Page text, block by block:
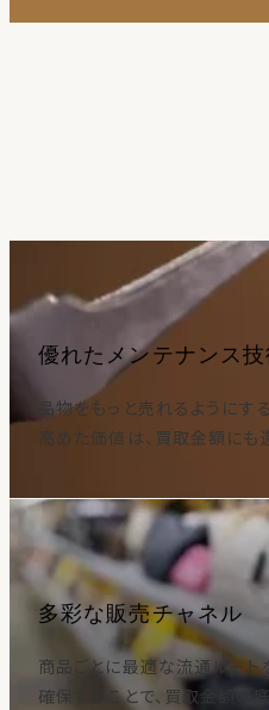
優れたメンテナンス技
品物をもっと売れるようにす
高めた価値は、買取金額にも
多彩な販売チャネル
商品ごとに最適な流通ルート
確保することで、買取金額の